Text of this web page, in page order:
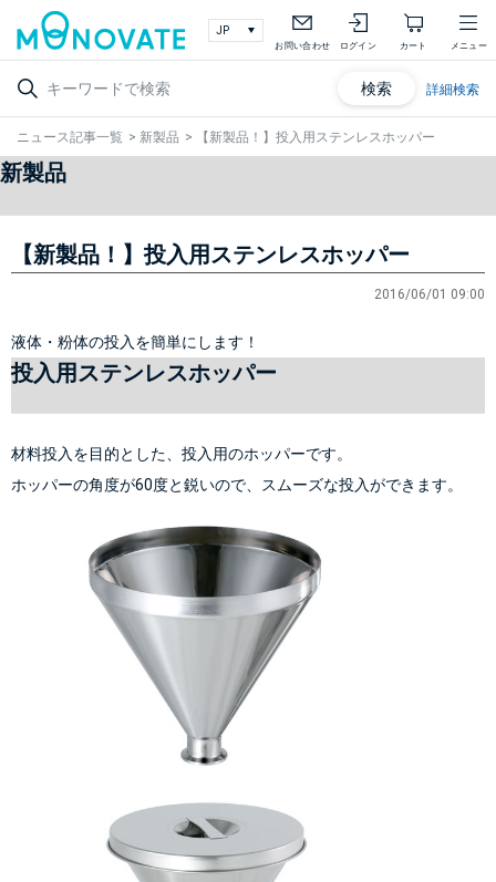
お問い合わせ ログイン カート メニュー
検索 詳細検索
ニュース記事一覧 > 新製品 > 【新製品！】投入用ステンレスホッパー
新製品
【新製品！】投入用ステンレスホッパー
2016/06/01 09:00
液体・粉体の投入を簡単にします！
投入用ステンレスホッパー
材料投入を目的とした、投入用のホッパーです。
ホッパーの角度が60度と鋭いので、スムーズな投入ができます。